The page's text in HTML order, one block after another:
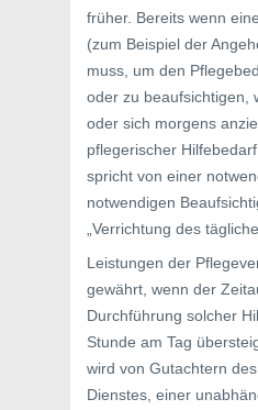
früher. Bereits wenn
(zum Beispiel der
muss, um den
oder zu beaufsichtigen,
oder sich morgens
pflegerischer
spricht von einer
notwendigen
„Verrichtung des
Leistungen der
gewährt, wenn der
Durchführung solcher
Stunde am Tag
wird von Gutachtern
Dienstes, einer